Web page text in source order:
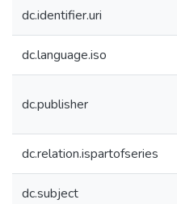
dc.identifier.uri
dc.language.iso
dc.publisher
dc.relation.ispartofseries
dc.subject